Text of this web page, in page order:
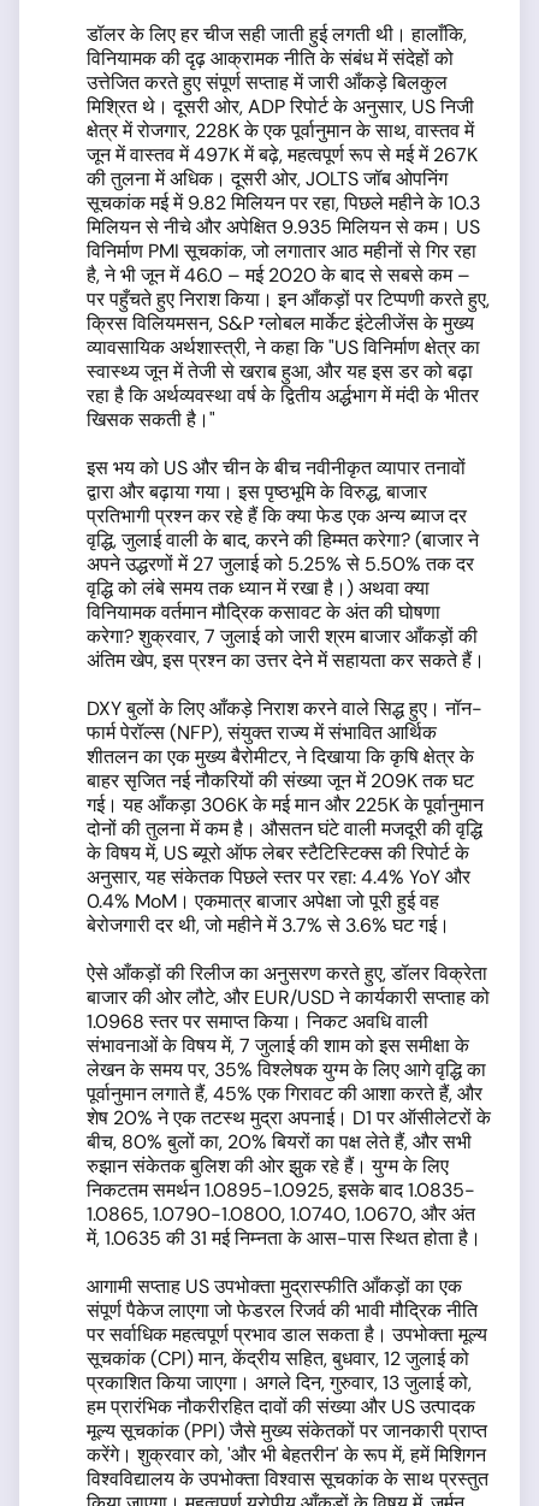
डॉलर के लिए हर चीज सही जाती हुई लगती थी। हालाँकि,
विनियामक की दृढ़ आक्रामक नीति के संबंध में संदेहों को
उत्तेजित करते हुए संपूर्ण सप्ताह में जारी आँकड़े बिलकुल
मिश्रित थे। दूसरी ओर, ADP रिपोर्ट के अनुसार, US निजी
क्षेत्र में रोजगार, 228K के एक पूर्वानुमान के साथ, वास्तव में
जून में वास्तव में 497K में बढ़े, महत्वपूर्ण रूप से मई में 267K
की तुलना में अधिक। दूसरी ओर, JOLTS जॉब ओपनिंग
सूचकांक मई में 9.82 मिलियन पर रहा, पिछले महीने के 10.3
मिलियन से नीचे और अपेक्षित 9.935 मिलियन से कम। US
विनिर्माण PMI सूचकांक, जो लगातार आठ महीनों से गिर रहा
है, ने भी जून में 46.0 – मई 2020 के बाद से सबसे कम –
पर पहुँचते हुए निराश किया। इन आँकड़ों पर टिप्पणी करते हुए,
क्रिस विलियमसन, S&P ग्लोबल मार्केट इंटेलीजेंस के मुख्य
व्यावसायिक अर्थशास्त्री, ने कहा कि "US विनिर्माण क्षेत्र का
स्वास्थ्य जून में तेजी से खराब हुआ, और यह इस डर को बढ़ा
रहा है कि अर्थव्यवस्था वर्ष के द्वितीय अर्द्धभाग में मंदी के भीतर
खिसक सकती है।"
इस भय को US और चीन के बीच नवीनीकृत व्यापार तनावों
द्वारा और बढ़ाया गया। इस पृष्ठभूमि के विरुद्ध, बाजार
प्रतिभागी प्रश्न कर रहे हैं कि क्या फेड एक अन्य ब्याज दर
वृद्धि, जुलाई वाली के बाद, करने की हिम्मत करेगा? (बाजार ने
अपने उद्धरणों में 27 जुलाई को 5.25% से 5.50% तक दर
वृद्धि को लंबे समय तक ध्यान में रखा है।) अथवा क्या
विनियामक वर्तमान मौद्रिक कसावट के अंत की घोषणा
करेगा? शुक्रवार, 7 जुलाई को जारी श्रम बाजार आँकड़ों की
अंतिम खेप, इस प्रश्न का उत्तर देने में सहायता कर सकते हैं।
DXY बुलों के लिए आँकड़े निराश करने वाले सिद्ध हुए। नॉन-
फार्म पेरॉल्स (NFP), संयुक्त राज्य में संभावित आर्थिक
शीतलन का एक मुख्य बैरोमीटर, ने दिखाया कि कृषि क्षेत्र के
बाहर सृजित नई नौकरियों की संख्या जून में 209K तक घट
गई। यह आँकड़ा 306K के मई मान और 225K के पूर्वानुमान
दोनों की तुलना में कम है। औसतन घंटे वाली मजदूरी की वृद्धि
के विषय में, US ब्यूरो ऑफ लेबर स्टैटिस्टिक्स की रिपोर्ट के
अनुसार, यह संकेतक पिछले स्तर पर रहा: 4.4% YoY और
0.4% MoM। एकमात्र बाजार अपेक्षा जो पूरी हुई वह
बेरोजगारी दर थी, जो महीने में 3.7% से 3.6% घट गई।
ऐसे आँकड़ों की रिलीज का अनुसरण करते हुए, डॉलर विक्रेता
बाजार की ओर लौटे, और EUR/USD ने कार्यकारी सप्ताह को
1.0968 स्तर पर समाप्त किया। निकट अवधि वाली
संभावनाओं के विषय में, 7 जुलाई की शाम को इस समीक्षा के
लेखन के समय पर, 35% विश्लेषक युग्म के लिए आगे वृद्धि का
पूर्वानुमान लगाते हैं, 45% एक गिरावट की आशा करते हैं, और
शेष 20% ने एक तटस्थ मुद्रा अपनाई। D1 पर ऑसीलेटरों के
बीच, 80% बुलों का, 20% बियरों का पक्ष लेते हैं, और सभी
रुझान संकेतक बुलिश की ओर झुक रहे हैं। युग्म के लिए
निकटतम समर्थन 1.0895-1.0925, इसके बाद 1.0835-
1.0865, 1.0790-1.0800, 1.0740, 1.0670, और अंत
में, 1.0635 की 31 मई निम्नता के आस-पास स्थित होता है।
आगामी सप्ताह US उपभोक्ता मुद्रास्फीति आँकड़ों का एक
संपूर्ण पैकेज लाएगा जो फेडरल रिजर्व की भावी मौद्रिक नीति
पर सर्वाधिक महत्वपूर्ण प्रभाव डाल सकता है। उपभोक्ता मूल्य
सूचकांक (CPI) मान, केंद्रीय सहित, बुधवार, 12 जुलाई को
प्रकाशित किया जाएगा। अगले दिन, गुरुवार, 13 जुलाई को,
हम प्रारंभिक नौकरीरहित दावों की संख्या और US उत्पादक
मूल्य सूचकांक (PPI) जैसे मुख्य संकेतकों पर जानकारी प्राप्त
करेंगे। शुक्रवार को, 'और भी बेहतरीन' के रूप में, हमें मिशिगन
विश्वविद्यालय के उपभोक्ता विश्वास सूचकांक के साथ प्रस्तुत